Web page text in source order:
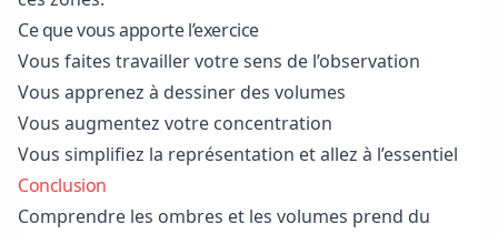
Ce que vous apporte l’exercice
Vous faites travailler votre sens de l’observation
Vous apprenez à dessiner des volumes
Vous augmentez votre concentration
Vous simplifiez la représentation et allez à l’essentiel
Conclusion
Comprendre les ombres et les volumes prend du